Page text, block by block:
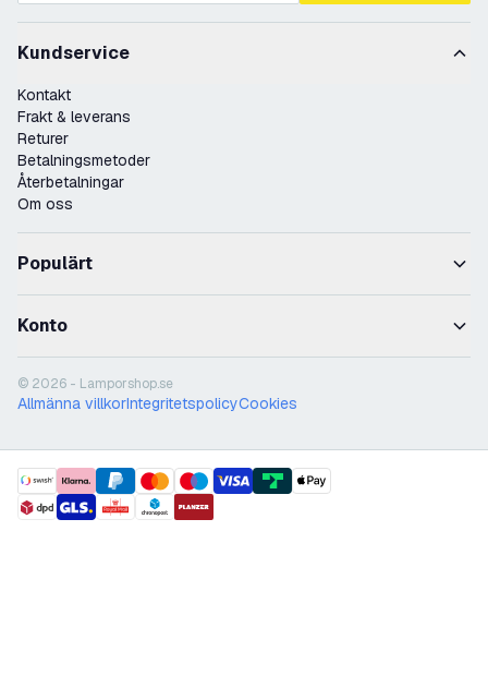
Kundservice
Kontakt
Frakt & leverans
Returer
Betalningsmetoder
Återbetalningar
Om oss
Populärt
Konto
© 2026 - Lamporshop.se
Allmänna villkorIntegritetspolicyCookies
payment methods
shipment methods